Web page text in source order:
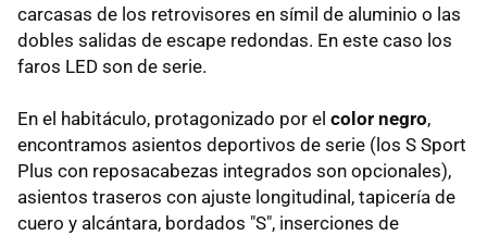
carcasas de los retrovisores en símil de aluminio o las
dobles salidas de escape redondas. En este caso los
faros LED son de serie.
En el habitáculo, protagonizado por el color negro,
encontramos asientos deportivos de serie (los S Sport
Plus con reposacabezas integrados son opcionales),
asientos traseros con ajuste longitudinal, tapicería de
cuero y alcántara, bordados "S", inserciones de